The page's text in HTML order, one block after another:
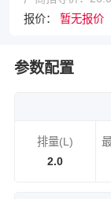
报价： 暂无报价
参数配置
排量(L)
2.0